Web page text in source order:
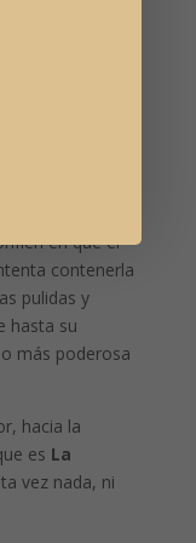
en que el
contenerla
pulidas y
hasta su
más poderosa
hacia la
es La
vez nada, ni